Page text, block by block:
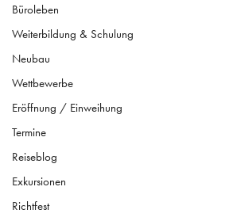
Büroleben
Weiterbildung & Schulung
Neubau
Wettbewerbe
Eröffnung / Einweihung
Termine
Reiseblog
Exkursionen
Richtfest